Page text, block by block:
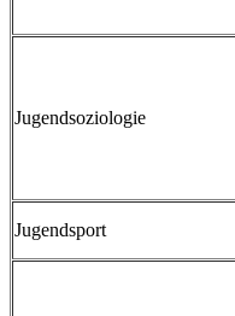
Jugendsoziologie
Jugendsport